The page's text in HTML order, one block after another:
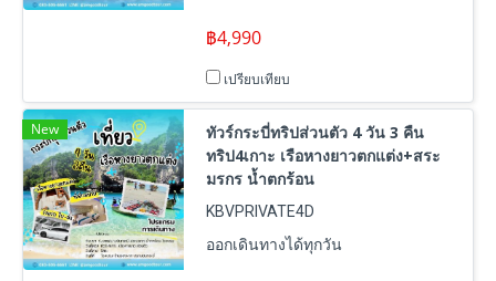
฿4,990
เปรียบเทียบ
New
ทัวร์กระบี่ทริปส่วนตัว 4 วัน 3 คืน
ทริป4เกาะ เรือหางยาวตกแต่ง+สระ
มรกร น้ำตกร้อน
KBVPRIVATE4D
ออกเดินทางได้ทุกวัน